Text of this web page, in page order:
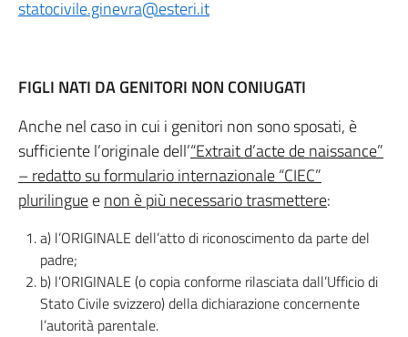
statocivile.ginevra@esteri.it
FIGLI NATI DA GENITORI NON CONIUGATI
Anche nel caso in cui i genitori non sono sposati, è
sufficiente l’originale dell’“Extrait d’acte de naissance”
– redatto su formulario internazionale “CIEC”
plurilingueenon è più necessario trasmettere:
a) l’ORIGINALE dell’atto di riconoscimento da parte del
padre;
b) l’ORIGINALE (o copia conforme rilasciata dall’Ufficio di
Stato Civile svizzero) della dichiarazione concernente
l’autorità parentale.